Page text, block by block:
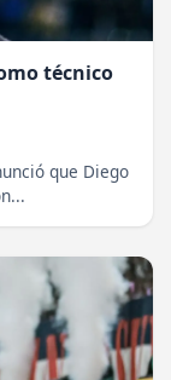
técnico
que Diego